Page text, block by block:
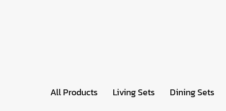
All Products Living Sets Dining Sets